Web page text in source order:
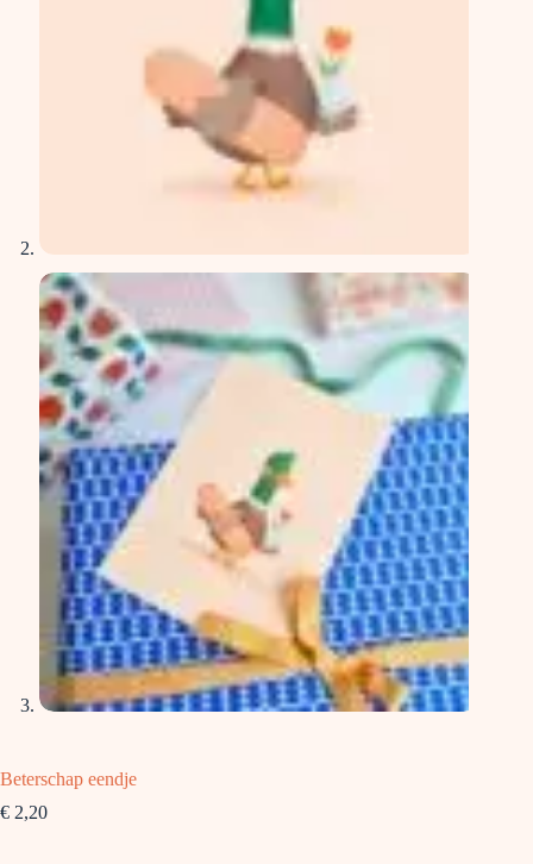
Beterschap eendje
€ 2,20